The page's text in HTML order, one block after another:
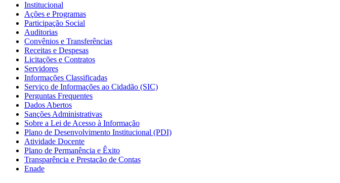
Institucional
Ações e Programas
Participação Social
Auditorias
Convênios e Transferências
Receitas e Despesas
Licitações e Contratos
Servidores
Informações Classificadas
Serviço de Informações ao Cidadão (SIC)
Perguntas Frequentes
Dados Abertos
Sanções Administrativas
Sobre a Lei de Acesso à Informação
Plano de Desenvolvimento Institucional (PDI)
Atividade Docente
Plano de Permanência e Êxito
Transparência e Prestação de Contas
Enade